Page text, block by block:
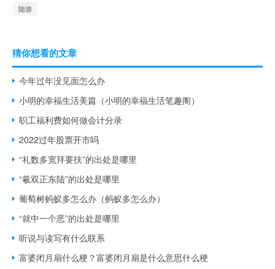
陆游
猜你想看的文章
今年过年没见面怎么办
小明的幸福生活美篇（小明的幸福生活笔趣阁）
职工福利费如何做会计分录
2022过年股票开市吗
“礼数多宽拜要扶”的出处是哪里
“羲双正东陆”的出处是哪里
葡萄树蚂蚁多怎么办（蚂蚁多怎么办）
“就中一个恶”的出处是哪里
听说与读写有什么联系
富婆闭月扇什么梗？富婆闭月扇是什么意思什么梗